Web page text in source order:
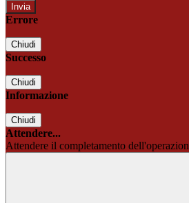
Errore
Chiudi
Successo
Chiudi
Informazione
Chiudi
Attendere...
Attendere il completamento